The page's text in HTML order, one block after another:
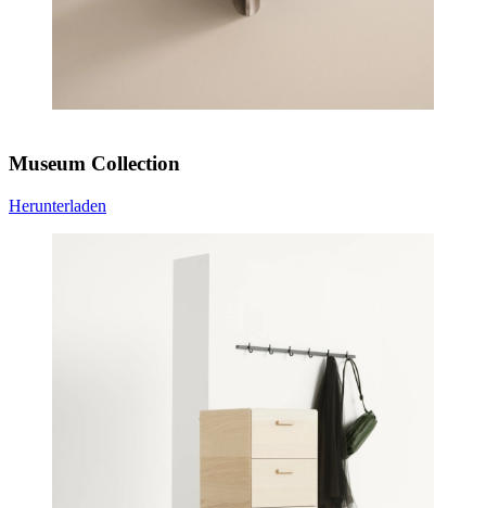
Museum Collection
Herunterladen